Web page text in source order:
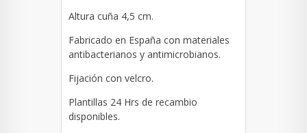
Altura cuña 4,5 cm.
Fabricado en España con materiales
antibacterianos y antimicrobianos.
Fijación con velcro.
Plantillas 24 Hrs de recambio
disponibles.